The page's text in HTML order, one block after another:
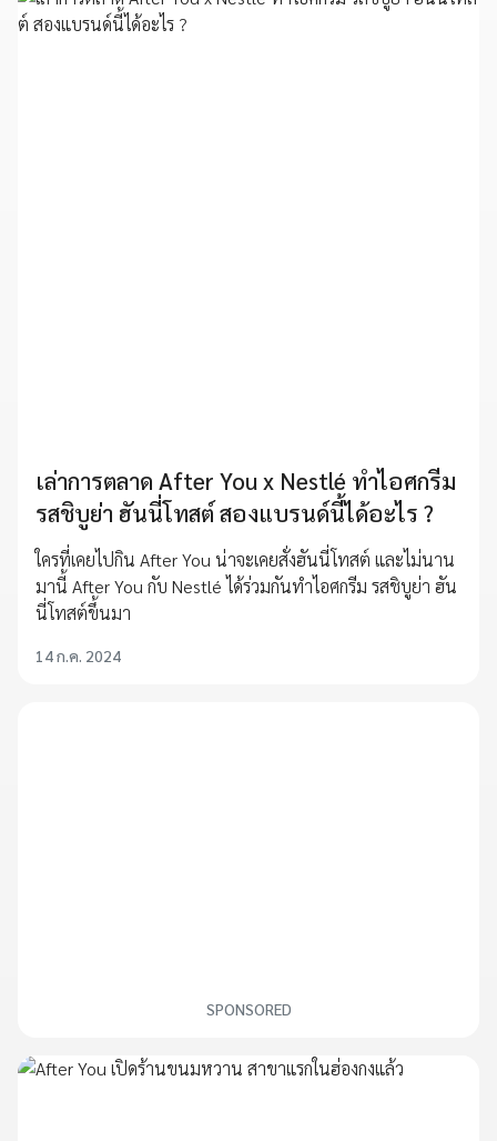
เล่าการตลาด After You x Nestlé ทำไอศกรีม
รสชิบูย่า ฮันนี่โทสต์ สองแบรนด์นี้ได้อะไร ?
ใครที่เคยไปกิน After You น่าจะเคยสั่งฮันนี่โทสต์ และไม่นาน
มานี้ After You กับ Nestlé ได้ร่วมกันทำไอศกรีม รสชิบูย่า ฮัน
นี่โทสต์ขึ้นมา
14 ก.ค. 2024
SPONSORED